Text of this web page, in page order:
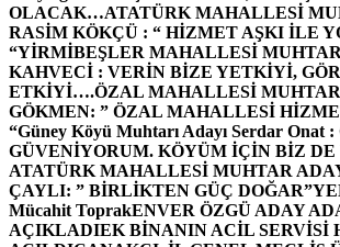
OLACAK…ATATÜRK MAHALLESİ
RASİM KÖKÇÜ : “ HİZMET AŞKI İLE
“YİRMİBEŞLER MAHALLESİ
KAHVECİ : VERİN BİZE YETKİYİ,
ETKİYİ….ÖZAL MAHALLESİ
GÖKMEN: ” ÖZAL MAHALLESİ
“Güney Köyü Muhtarı Adayı Serdar Onat
GÜVENİYORUM. KÖYÜM İÇİN BİZ
ATATÜRK MAHALLESİ MUHTAR
ÇAYLI: ” BİRLİKTEN GÜÇ DOĞAR”
Mücahit ToprakENVER ÖZGÜ ADAY
AÇIKLADIEK BİNANIN ACİL SERVİSİ